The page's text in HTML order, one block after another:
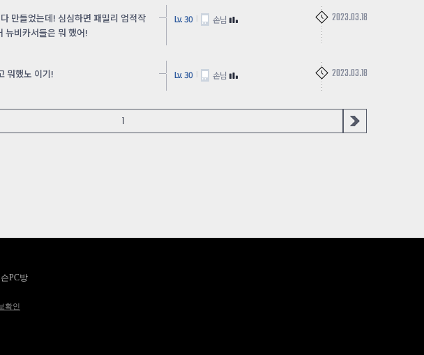
만들었는데! 심심하면 패밀리 업적작
뉴비카서들은 뭐 했어!
Lv. 30 손님 2023.03.18
뭐했노 이기! Lv. 30 손님 2023.03.18
1
PC방
확인